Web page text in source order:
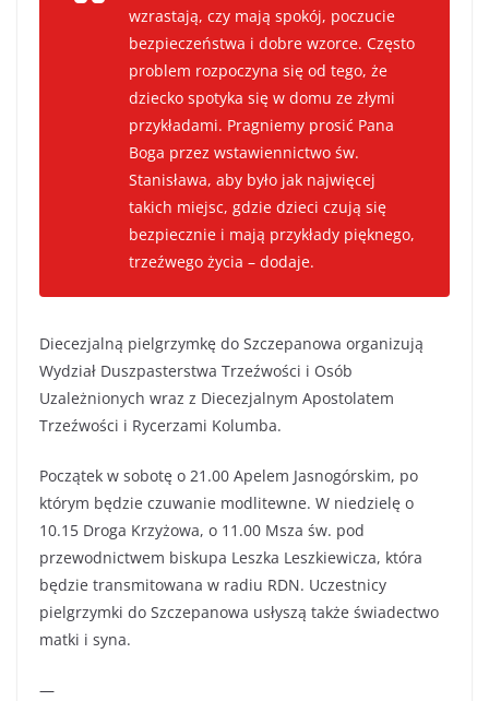
wzrastają, czy mają spokój, poczucie
bezpieczeństwa i dobre wzorce. Często
problem rozpoczyna się od tego, że
dziecko spotyka się w domu ze złymi
przykładami. Pragniemy prosić Pana
Boga przez wstawiennictwo św.
Stanisława, aby było jak najwięcej
takich miejsc, gdzie dzieci czują się
bezpiecznie i mają przykłady pięknego,
trzeźwego życia – dodaje.
Diecezjalną pielgrzymkę do Szczepanowa organizują
Wydział Duszpasterstwa Trzeźwości i Osób
Uzależnionych wraz z Diecezjalnym Apostolatem
Trzeźwości i Rycerzami Kolumba.
Początek w sobotę o 21.00 Apelem Jasnogórskim, po
którym będzie czuwanie modlitewne. W niedzielę o
10.15 Droga Krzyżowa, o 11.00 Msza św. pod
przewodnictwem biskupa Leszka Leszkiewicza, która
będzie transmitowana w radiu RDN. Uczestnicy
pielgrzymki do Szczepanowa usłyszą także świadectwo
matki i syna.
—